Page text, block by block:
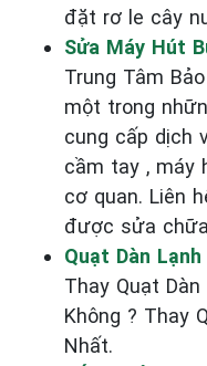
đặt rơ le cây
Sửa Máy Hút
Trung Tâm
một trong
cung cấp dịch
cầm tay , máy
cơ quan. Liên
được sửa
Quạt Dàn
Thay Quạt
Không ? Thay
Nhất.